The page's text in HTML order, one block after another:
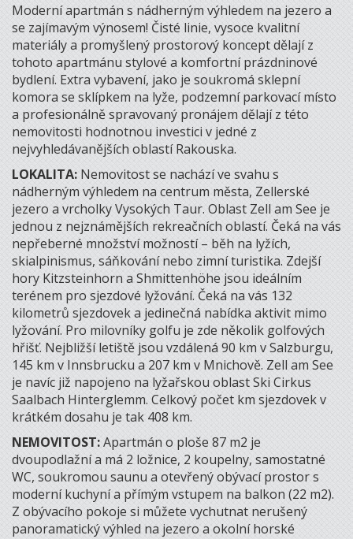
Moderní apartmán s nádherným výhledem na jezero a
se zajímavým výnosem! Čisté linie, vysoce kvalitní
materiály a promyšlený prostorový koncept dělají z
tohoto apartmánu stylové a komfortní prázdninové
bydlení. Extra vybavení, jako je soukromá sklepní
komora se sklípkem na lyže, podzemní parkovací místo
a profesionálně spravovaný pronájem dělají z této
nemovitosti hodnotnou investici v jedné z
nejvyhledávanějších oblastí Rakouska.
LOKALITA: Nemovitost se nachází ve svahu s
nádherným výhledem na centrum města, Zellerské
jezero a vrcholky Vysokých Taur. Oblast Zell am See je
jednou z nejznámějších rekreačních oblastí. Čeká na vás
nepřeberné množství možností – běh na lyžích,
skialpinismus, sáňkování nebo zimní turistika. Zdejší
hory Kitzsteinhorn a Shmittenhöhe jsou ideálním
terénem pro sjezdové lyžování. Čeká na vás 132
kilometrů sjezdovek a jedinečná nabídka aktivit mimo
lyžování. Pro milovníky golfu je zde několik golfových
hřišť. Nejbližší letiště jsou vzdálená 90 km v Salzburgu,
145 km v Innsbrucku a 207 km v Mnichově. Zell am See
je navíc již napojeno na lyžařskou oblast Ski Cirkus
Saalbach Hinterglemm. Celkový počet km sjezdovek v
krátkém dosahu je tak 408 km.
NEMOVITOST:Apartmán o ploše 87 m2 je
dvoupodlažní a má 2 ložnice, 2 koupelny, samostatné
WC, soukromou saunu a otevřený obývací prostor s
moderní kuchyní a přímým vstupem na balkon (22 m2).
Z obývacího pokoje si můžete vychutnat nerušený
panoramatický výhled na jezero a okolní horské